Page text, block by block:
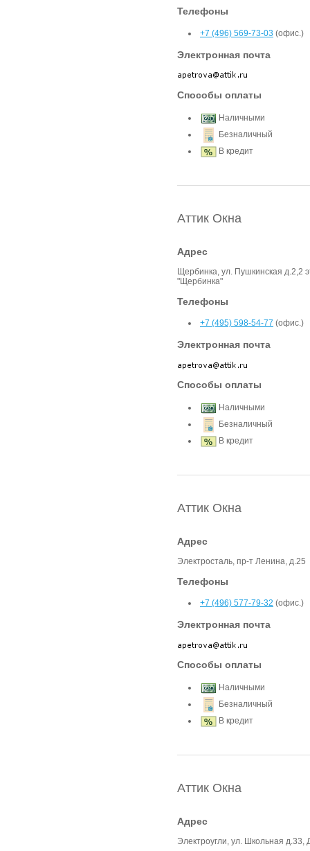
Телефоны
+7 (496) 569-73-03 (офис.)
Электронная почта
Способы оплаты
Наличными
Безналичный
В кредит
Аттик Окна
Адрес
Щербинка, ул. Пушкинская д.2,2
"Щербинка"
Телефоны
+7 (495) 598-54-77 (офис.)
Электронная почта
Способы оплаты
Наличными
Безналичный
В кредит
Аттик Окна
Адрес
Электросталь, пр-т Ленина, д.25
Телефоны
+7 (496) 577-79-32 (офис.)
Электронная почта
Способы оплаты
Наличными
Безналичный
В кредит
Аттик Окна
Адрес
Электроугли, ул. Школьная д.33,